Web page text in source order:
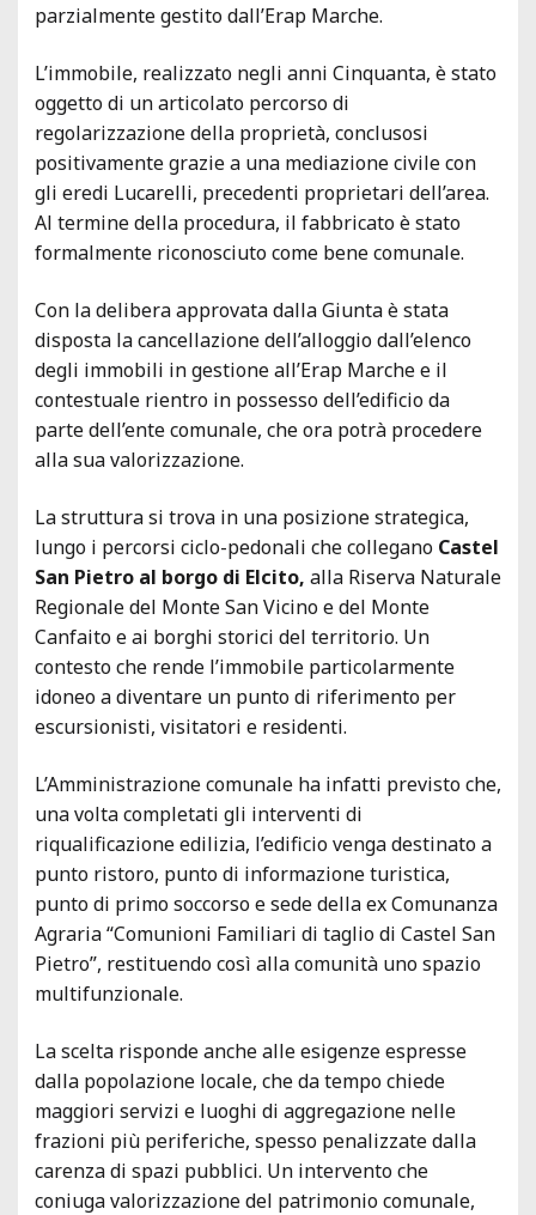
parzialmente gestito dall’Erap Marche.
L’immobile, realizzato negli anni Cinquanta, è stato
oggetto di un articolato percorso di
regolarizzazione della proprietà, conclusosi
positivamente grazie a una mediazione civile con
gli eredi Lucarelli, precedenti proprietari dell’area.
Al termine della procedura, il fabbricato è stato
formalmente riconosciuto come bene comunale.
Con la delibera approvata dalla Giunta è stata
disposta la cancellazione dell’alloggio dall’elenco
degli immobili in gestione all’Erap Marche e il
contestuale rientro in possesso dell’edificio da
parte dell’ente comunale, che ora potrà procedere
alla sua valorizzazione.
La struttura si trova in una posizione strategica,
lungo i percorsi ciclo-pedonali che collegano Castel
San Pietro al borgo di Elcito, alla Riserva Naturale
Regionale del Monte San Vicino e del Monte
Canfaito e ai borghi storici del territorio. Un
contesto che rende l’immobile particolarmente
idoneo a diventare un punto di riferimento per
escursionisti, visitatori e residenti.
L’Amministrazione comunale ha infatti previsto che,
una volta completati gli interventi di
riqualificazione edilizia, l’edificio venga destinato a
punto ristoro, punto di informazione turistica,
punto di primo soccorso e sede della ex Comunanza
Agraria “Comunioni Familiari di taglio di Castel San
Pietro”, restituendo così alla comunità uno spazio
multifunzionale.
La scelta risponde anche alle esigenze espresse
dalla popolazione locale, che da tempo chiede
maggiori servizi e luoghi di aggregazione nelle
frazioni più periferiche, spesso penalizzate dalla
carenza di spazi pubblici. Un intervento che
coniuga valorizzazione del patrimonio comunale,